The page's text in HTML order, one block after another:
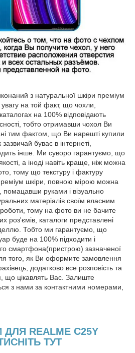
з натуральної шкіри преміум
на той факт, що чохли,
на 100% відповідають
тобто отримавши чохол Ви
тим фактом, що Ви нарешті купили
буває в інтернеті,
інше. Ми суворо гарантуємо, що
а іноді навіть краще, ніж можна
тому що текстуру і фактуру
шкіри, повною мірою можна
помацавши руками і візуально
матеріалів своїм власним
тому на фото ви не бачите
роз'ємів, каталоги представлені
Тобто ми гарантуємо, що
буде на 100% підходити і
смартфона(пристрою) зазначеної
того, як Ви оформите замовлення
додатково все розповість та
що цікавлять Вас. Залиште
з нами за контактними номерами,
REALME C25Y
ТУТ